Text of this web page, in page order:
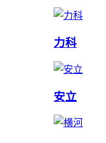
力科
安立